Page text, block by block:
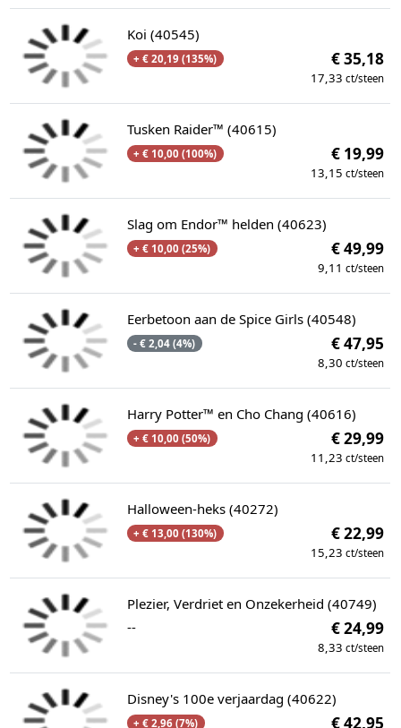
Koi (40545)
+ € 20,19 (135%) € 35,18
17,33 ct/steen
Tusken Raider™ (40615)
+ € 10,00 (100%) € 19,99
13,15 ct/steen
Slag om Endor™ helden (40623)
+ € 10,00 (25%) € 49,99
9,11 ct/steen
Eerbetoon aan de Spice Girls (40548)
- € 2,04 (4%) € 47,95
8,30 ct/steen
Harry Potter™ en Cho Chang (40616)
+ € 10,00 (50%) € 29,99
11,23 ct/steen
Halloween-heks (40272)
+ € 13,00 (130%) € 22,99
15,23 ct/steen
Plezier, Verdriet en Onzekerheid (40749)
--
€ 24,99
8,33 ct/steen
Disney's 100e verjaardag (40622)
+ € 2,96 (7%) € 42,95